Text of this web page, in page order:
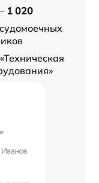
1 020